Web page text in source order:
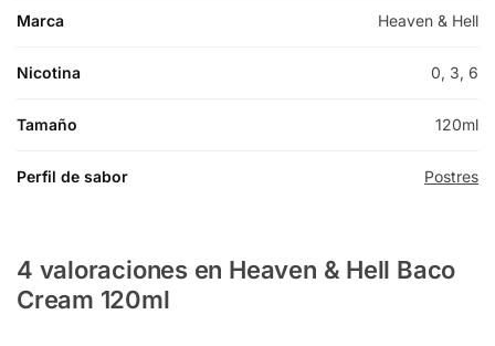
Marca Heaven & Hell
Nicotina 0, 3, 6
Tamaño 120ml
Perfil de sabor Postres
4 valoraciones en Heaven & Hell Baco
Cream 120ml